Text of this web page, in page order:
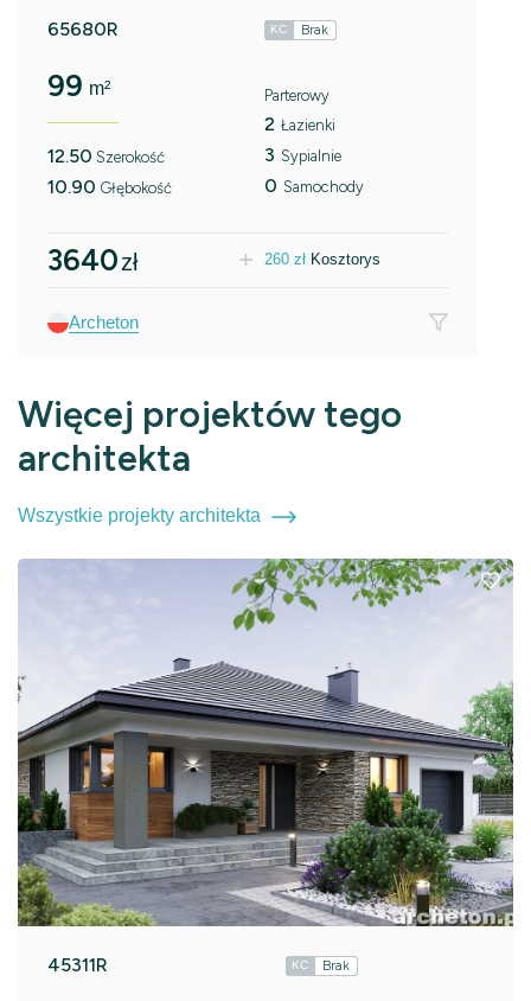
65680R KC Brak
99 m²
12.50 Szerokość
10.90 Głębokość
Parterowy
2 Łazienki
3 Sypialnie
0 Samochody
3640zł 260 zł Kosztorys
Archeton
Więcej projektów tego
architekta
Wszystkie projekty architekta
45311R KC Brak